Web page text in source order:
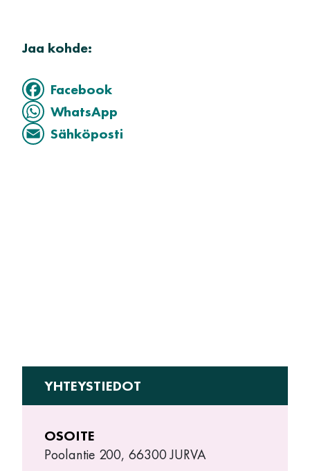
Jaa kohde:
Facebook
WhatsApp
Sähköposti
YHTEYSTIEDOT
OSOITE
Poolantie 200, 66300 JURVA